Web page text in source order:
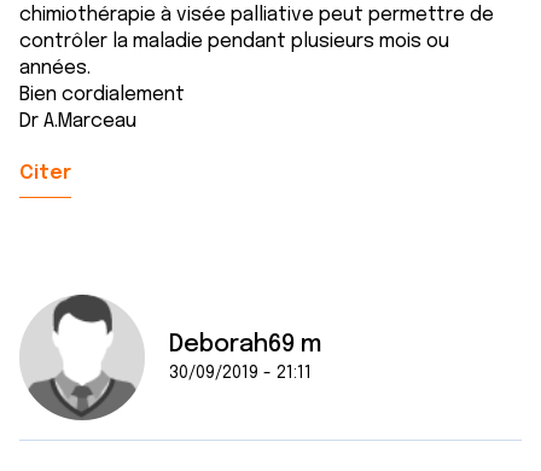
chimiothérapie à visée palliative peut permettre de
contrôler la maladie pendant plusieurs mois ou
années.
Bien cordialement
Dr A.Marceau
Citer
Deborah69 m
30/09/2019 - 21:11